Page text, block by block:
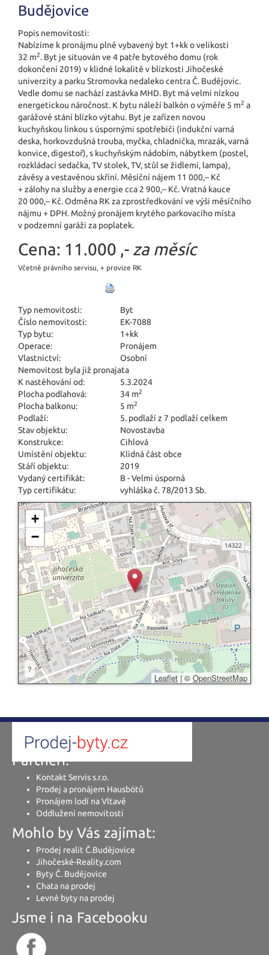
Budějovice
Popis nemovitosti:
Nabízíme k pronájmu plně vybavený byt 1+kk o velikosti
32 m2. Byt je situován ve 4 patře bytového domu (rok
dokončení 2019) v klidné lokalitě v blízkosti Jihočeské
univerzity a parku Stromovka nedaleko centra Č. Budějovic.
Vedle domu se nachází zastávka MHD. Byt má velmi nízkou
energetickou náročnost. K bytu náleží balkón o výměře 5 m2 a
garážové stání blízko výtahu. Byt je zařízen novou
kuchyňskou linkou s úspornými spotřebiči (indukční varná
deska, horkovzdušná trouba, myčka, chladnička, mrazák, varná
konvice, digestoř), s kuchyňským nádobím, nábytkem (postel,
rozkládací sedačka, TV stolek, TV, stůl se židlemi, lampa),
závěsy a vestavěnou skříní. Měsíční nájem 11 000,– Kč
+ zálohy na služby a energie cca 2 900,– Kč. Vratná kauce
20 000,– Kč. Odměna RK za zprostředkování ve výši měsíčního
nájmu + DPH. Možný pronájem krytého parkovacího místa
v podzemní garáži za poplatek.
Cena: 11.000 ,- za měsíc
Včetně právního servisu, + provize RK
Typ nemovitosti:
Byt
Číslo nemovitosti:
EK-7088
Typ bytu:
1+kk
Operace:
Pronájem
Vlastnictví:
Osobní
Nemovitost byla již pronajata
K nastěhování od:
5.3.2024
Plocha podlahová:
34 m2
Plocha balkonu: 5 m2
Podlaží:
5. podlaží z 7 podlaží celkem
Stav objektu:
Novostavba
Konstrukce:
Cihlová
Umístění objektu:
Klidná část obce
Stáří objektu:
2019
Vydaný certifikát:
B - Velmi úsporná
Typ certifikátu:
vyhláška č. 78/2013 Sb.
+
−
?
Leaflet | © OpenStreetMap
Partneři:
Kontakt Servis s.r.o.
Prodej a pronájem Hausbótů
Pronájem lodí na Vltavě
Oddlužení nemovitosti
Mohlo by Vás zajímat:
Prodej realit Č.Budějovice
Jihočeské-Reality.com
Byty Č. Budějovice
Chata na prodej
Levné byty na prodej
Jsme i na Facebooku